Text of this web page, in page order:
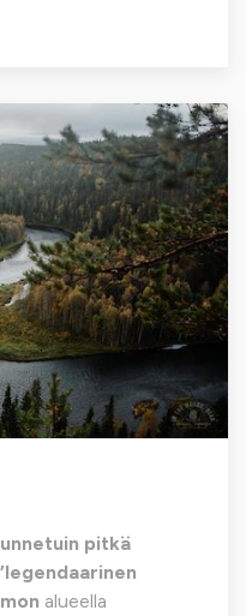
pitkä
alueella